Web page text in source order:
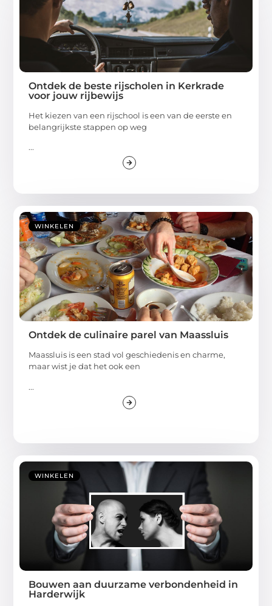
Ontdek de beste rijscholen in Kerkrade
voor jouw rijbewijs
Het kiezen van een rijschool is een van de eerste en
belangrijkste stappen op weg
...
WINKELEN
Ontdek de culinaire parel van Maassluis
Maassluis is een stad vol geschiedenis en charme,
maar wist je dat het ook een
...
WINKELEN
Bouwen aan duurzame verbondenheid in
Harderwijk